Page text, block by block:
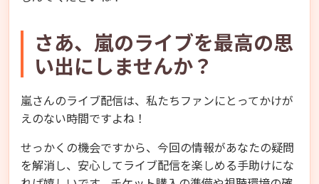
さあ、嵐のライブを最高の思
い出にしませんか？
嵐さんのライブ配信は、私たちファンにとってかけが
えのない時間ですよね！
せっかくの機会ですから、今回の情報があなたの疑問
を解消し、安心してライブ配信を楽しめる手助けにな